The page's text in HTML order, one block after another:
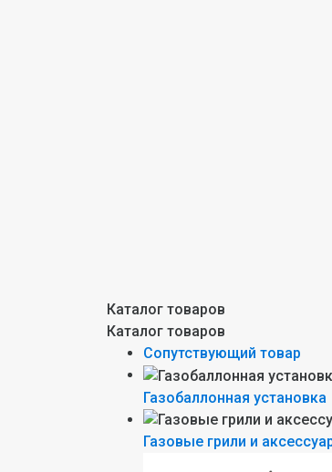
Каталог товаров
Каталог товаров
Сопутствующий товар
Газобаллонная установка
Газовые грили и